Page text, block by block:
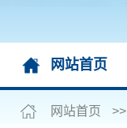
网站首页
网站首页 >>